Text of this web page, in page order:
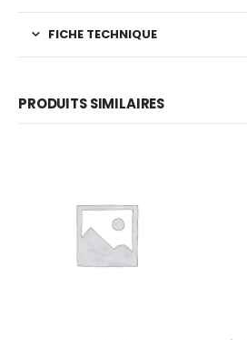
FICHE TECHNIQUE
PRODUITS SIMILAIRES